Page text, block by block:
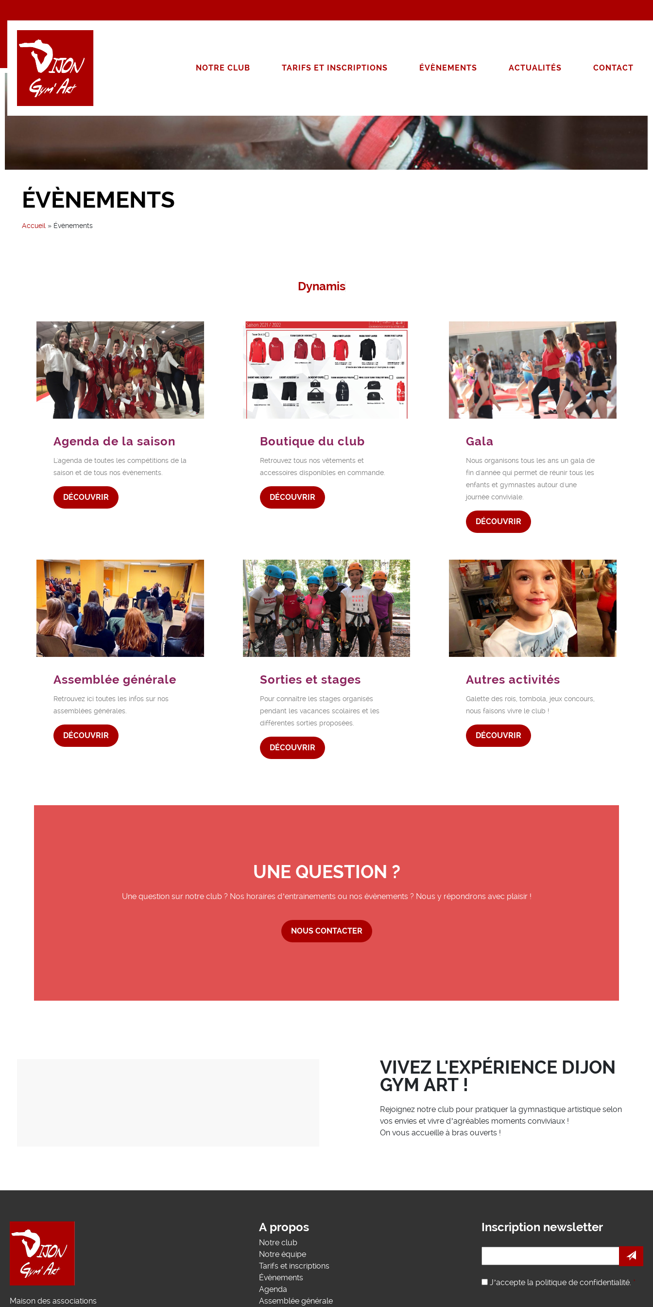
NOTRE CLUB TARIFS ET INSCRIPTIONS ÉVÈNEMENTS ACTUALITÉS CONTACT
ÉVÈNEMENTS
Accueil » Évènements
amisme e
Agenda de la saison
L'agenda de toutes les compétitions de la
saison et de tous nos évènements.
DÉCOUVRIR
Boutique du club
Retrouvez tous nos vêtements et
accessoires disponibles en commande.
DÉCOUVRIR
Gala
Nous organisons tous les ans un gala de
fin d'année qui permet de réunir tous les
enfants et gymnastes autour d'une
journée conviviale.
DÉCOUVRIR
Assemblée générale
Retrouvez ici toutes les infos sur nos
assemblées générales.
DÉCOUVRIR
Sorties et stages
Pour connaître les stages organisés
pendant les vacances scolaires et les
différentes sorties proposées.
DÉCOUVRIR
Autres activités
Galette des rois, tombola, jeux concours,
nous faisons vivre le club !
DÉCOUVRIR
UNE QUESTION ?
Une question sur notre club ? Nos horaires d’entrainements ou nos évènements ? Nous y répondrons avec plaisir !
NOUS CONTACTER
VIVEZ L'EXPÉRIENCE DIJON
GYM ART !
Rejoignez notre club pour pratiquer la gymnastique artistique selon
vos envies et vivre d’agréables moments conviviaux !
On vous accueille à bras ouverts !
Maison des associations
A propos
Notre club
Notre équipe
Tarifs et inscriptions
Évènements
Agenda
Assemblée générale
Inscription newsletter
e-
RGPD
J’accepte la politique de confidentialité. *